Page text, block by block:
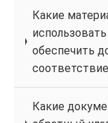
Какие
обеспечить
Какие